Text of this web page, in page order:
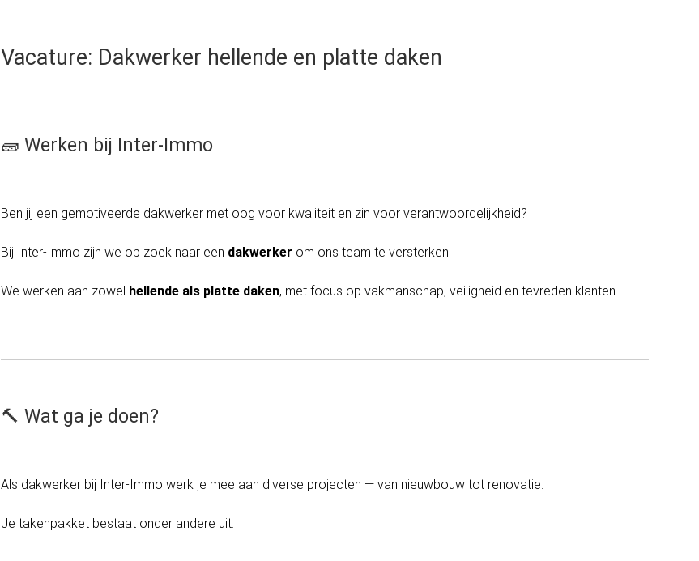
Vacature: Dakwerker hellende en platte daken
🧱 Werken bij Inter-Immo
Ben jij een gemotiveerde dakwerker met oog voor kwaliteit en zin voor verantwoordelijkheid?
Bij Inter-Immo zijn we op zoek naar een dakwerker om ons team te versterken!
We werken aan zowel hellende als platte daken, met focus op vakmanschap, veiligheid en tevreden klanten.
🔨 Wat ga je doen?
Als dakwerker bij Inter-Immo werk je mee aan diverse projecten — van nieuwbouw tot renovatie.
Je takenpakket bestaat onder andere uit: